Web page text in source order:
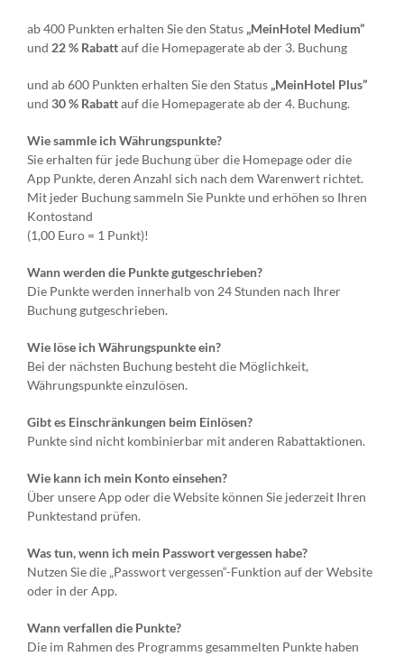
ab 400 Punkten erhalten Sie den Status „MeinHotel Medium”
und 22 % Rabattauf die Homepagerate ab der 3. Buchung
und ab 600 Punkten erhalten Sie den Status „MeinHotel Plus”
und 30 % Rabattauf die Homepagerate ab der 4. Buchung.
Wie sammle ich Währungspunkte?
Sie erhalten für jede Buchung über die Homepage oder die
App Punkte, deren Anzahl sich nach dem Warenwert richtet.
Mit jeder Buchung sammeln Sie Punkte und erhöhen so Ihren
Kontostand
(1,00 Euro = 1 Punkt)!
Wann werden die Punkte gutgeschrieben?
Die Punkte werden innerhalb von 24 Stunden nach Ihrer
Buchung gutgeschrieben.
Wie löse ich Währungspunkte ein?
Bei der nächsten Buchung besteht die Möglichkeit,
Währungspunkte einzulösen.
Gibt es Einschränkungen beim Einlösen?
Punkte sind nicht kombinierbar mit anderen Rabattaktionen.
Wie kann ich mein Konto einsehen?
Über unsere App oder die Website können Sie jederzeit Ihren
Punktestand prüfen.
Was tun, wenn ich mein Passwort vergessen habe?
Nutzen Sie die „Passwort vergessen“-Funktion auf der Website
oder in der App.
Wann verfallen die Punkte?
Die im Rahmen des Programms gesammelten Punkte haben